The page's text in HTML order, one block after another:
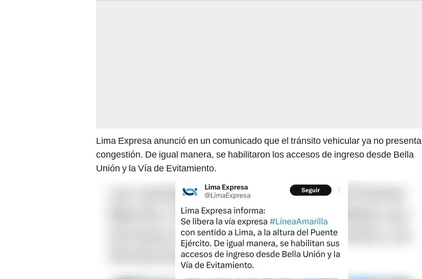
Lima Expresa anunció en un comunicado que el tránsito vehicular ya no presenta
congestión. De igual manera, se habilitaron los accesos de ingreso desde Bella
Unión y la Vía de Evitamiento.